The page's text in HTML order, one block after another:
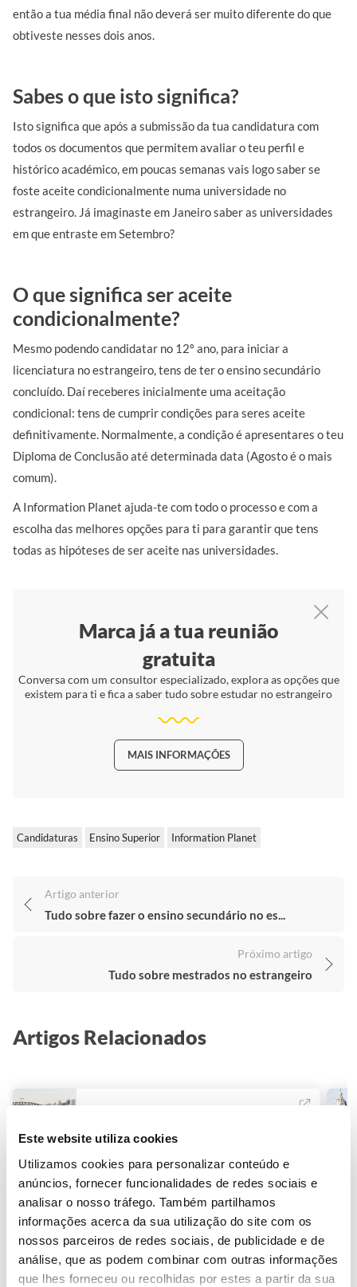
Este website utiliza cookies
Utilizamos cookies para personalizar conteúdo e
anúncios, fornecer funcionalidades de redes sociais e
analisar o nosso tráfego. Também partilhamos
informações acerca da sua utilização do site com os
nossos parceiros de redes sociais, de publicidade e de
análise, que as podem combinar com outras informações
que lhes forneceu ou recolhidas por estes a partir da sua
então a tua média final não deverá ser muito diferente do que
obtiveste nesses dois anos.
Sabes o que isto significa?
‌Isto significa que após a submissão da tua candidatura com
todos os documentos que permitem avaliar o teu perfil e
histórico académico, em poucas semanas vais logo saber se
foste aceite condicionalmente numa universidade no
estrangeiro. Já imaginaste em Janeiro saber as universidades
em que entraste em Setembro?
O que significa ser aceite
condicionalmente?
Mesmo podendo candidatar no 12º ano, para iniciar a
licenciatura no estrangeiro, tens de ter o ensino secundário
concluído. Daí receberes inicialmente uma aceitação
condicional: tens de cumprir condições para seres aceite
definitivamente. Normalmente, a condição é apresentares o teu
Diploma de Conclusão até determinada data (Agosto é o mais
comum).
A Information Planet ajuda-te com todo o processo e com a
escolha das melhores opções para ti para garantir que tens
todas as hipóteses de ser aceite nas universidades.
Marca já a tua reunião
gratuita
Conversa com um consultor especializado, explora as opções que
existem para ti e fica a saber tudo sobre estudar no estrangeiro
MAIS INFORMAÇÕES
Candidaturas Ensino Superior Information Planet
Artigo anterior
Tudo sobre fazer o ensino secundário no es...
Próximo artigo
Tudo sobre mestrados no estrangeiro
Artigos Relacionados
ARTIGOS MAIS VISTOS
Estudar Medicina em
Espanha: tudo o que